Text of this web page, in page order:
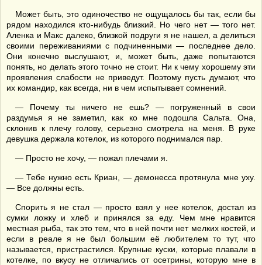
Может быть, это одиночество не ощущалось бы так, если бы
рядом находился кто-нибудь близкий. Но чего нет — того нет.
Аленка и Макс далеко, близкой подруги я не нашел, а делиться
своими переживаниями с подчиненными — последнее дело.
Они конечно выслушают, и, может быть, даже попытаются
понять, но делать этого точно не стоит. Ни к чему хорошему эти
проявления слабости не приведут. Поэтому пусть думают, что
их командир, как всегда, ни в чем испытывает сомнений.
— Почему ты ничего не ешь? — погруженный в свои
раздумья я не заметил, как ко мне подошла Сальта. Она,
склонив к плечу голову, серьезно смотрела на меня. В руке
девушка держала котелок, из которого поднимался пар.
— Просто не хочу, — пожал плечами я.
— Тебе нужно есть Криан, — демонесса протянула мне уху.
— Все должны есть.
Спорить я не стал — просто взял у нее котелок, достал из
сумки ложку и хлеб и принялся за еду. Чем мне нравится
местная рыба, так это тем, что в ней почти нет мелких костей, и
если в реале я не был большим её любителем то тут, что
называется, пристрастился. Крупные куски, которые плавали в
котелке, по вкусу не отличались от осетрины, которую мне в